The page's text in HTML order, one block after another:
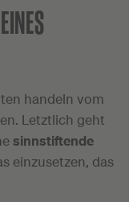
handeln vom
Letztlich geht
sinnstiftende
einzusetzen, das